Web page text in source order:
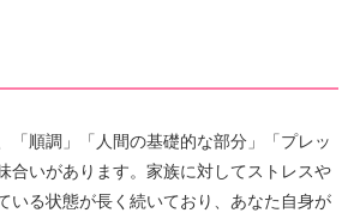
「順調」「人間の基礎的な部分」「プレッ
合いがあります。家族に対してストレスや
いる状態が長く続いており、あなた自身が